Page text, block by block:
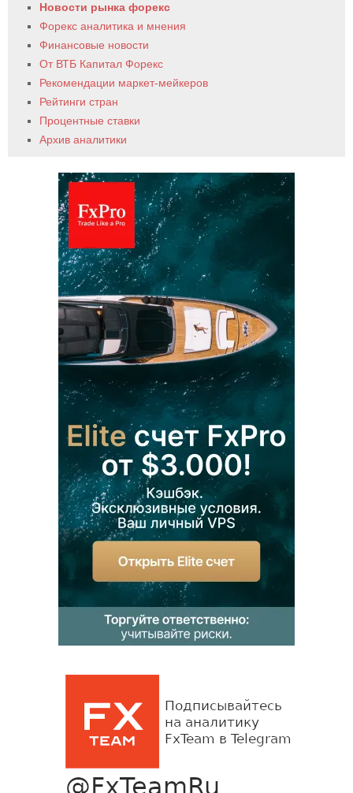
Новости рынка форекс
Форекс аналитика и мнения
Финансовые новости
От ВТБ Капитал Форекс
Рекомендации маркет-мейкеров
Рейтинги стран
Процентные ставки
Архив аналитики